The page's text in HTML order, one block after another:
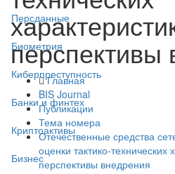
Персданные
Биометрия
Киберпреступность
Банки и финтех
Криптоактивы
Бизнес
перспективы
Главная
BIS Journal
Публикации
Тема номера
Отечественные средства
оценки тактико-технических
перспективы внедрения